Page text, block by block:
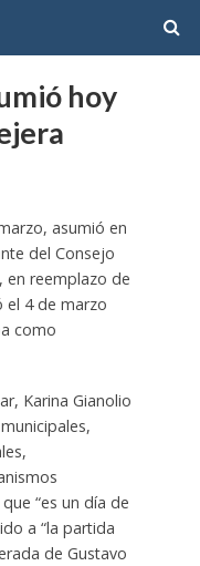
hoy
asumió en
del Consejo
en reemplazo de
el 4 de marzo
como
Karina Gianolio
“es un día de
a “la partida
de Gustavo